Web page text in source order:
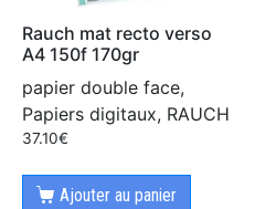
Rauch mat recto verso
A4 150f 170gr
papier double face,
Papiers digitaux, RAUCH
37.10€
Ajouter au panier